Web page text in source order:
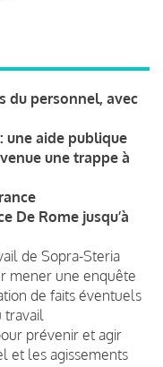
du personnel, avec
une aide publique
une trappe à
De Rome jusqu’à
de Sopra-Steria
mener une enquête
de faits éventuels
travail
prévenir et agir
et les agissements